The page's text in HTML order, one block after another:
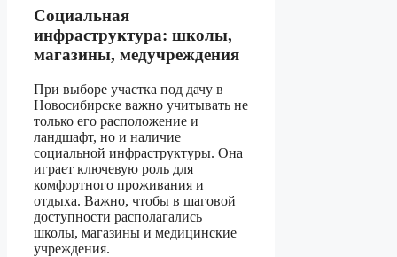
Социальная
инфраструктура: школы,
магазины, медучреждения
При выборе участка под дачу в
Новосибирске важно учитывать не
только его расположение и
ландшафт, но и наличие
социальной инфраструктуры. Она
играет ключевую роль для
комфортного проживания и
отдыха. Важно, чтобы в шаговой
доступности располагались
школы, магазины и медицинские
учреждения.